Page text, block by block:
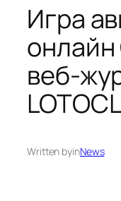
Игра
веб-
Written byinNews